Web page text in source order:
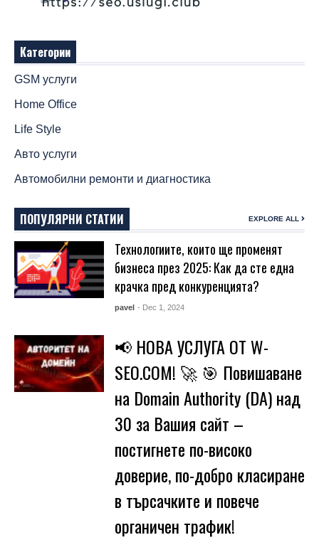
Категории
GSM услуги
Home Office
Life Style
Авто услуги
Автомобилни ремонти и диагностика
ПОПУЛЯРНИ СТАТИИ EXPLORE ALL
Технологиите, които ще променят
бизнеса през 2025: Как да сте една
крачка пред конкуренцията?
pavel - Dec 1, 2024
📢 НОВА УСЛУГА ОТ W-
SEO.COM! 🚀 🎯 Повишаване
на Domain Authority (DA) над
30 за Вашия сайт –
постигнете по-високо
доверие, по-добро класиране
в търсачките и повече
органичен трафик!